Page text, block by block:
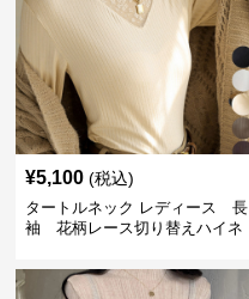
¥5,100 (税込)
タートルネック レディース 長
袖 花柄レース切り替えハイネ
通気性